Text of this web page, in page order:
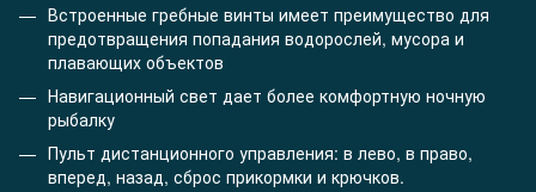
Встроенные гребные винты имеет преимущество для
предотвращения попадания водорослей, мусора и
плавающих объектов
Навигационный свет дает более комфортную ночную
рыбалку
Пульт дистанционного управления: в лево, в право,
вперед, назад, сброс прикормки и крючков.